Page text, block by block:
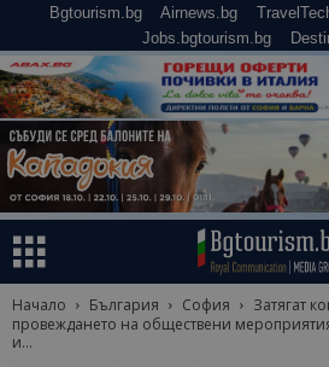
Bgtourism.bg Airnews.bg
Jobs.bgtourism.bg
Начало България София
Затягат
провеждането на обществени
и...